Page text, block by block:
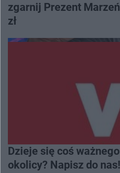
zgarnij Prezent
zł
Dzieje się coś
okolicy? Napisz do nas!